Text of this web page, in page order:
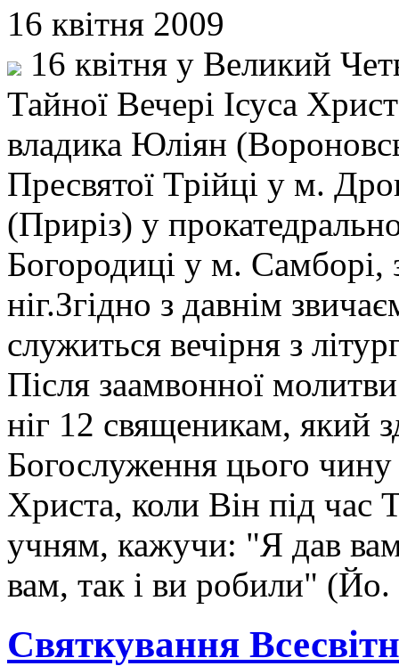
16 квітня 2009
16 квітня у Великий
Тайної Вечері Ісуса
владика Юліян
Пресвятої Трійці у м.
(Приріз) у
Богородиці у м. Самборі,
ніг.Згідно з давнім
служиться вечірня з
Після заамвонної
ніг 12 священикам, який
Богослуження цього
Христа, коли Він під час
учням, кажучи: "Я дав
вам, так і ви робили"
Святкування